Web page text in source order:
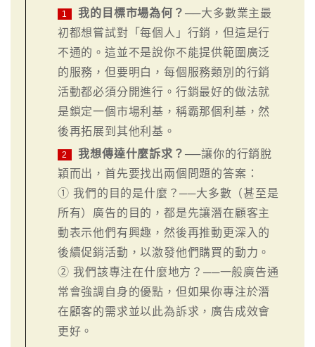
1 我的目標市場為何？ ──大多數業主最
初都想嘗試對「每個人」行銷，但這是行
不通的。這並不是說你不能提供範圍廣泛
的服務，但要明白，每個服務類別的行銷
活動都必須分開進行。行銷最好的做法就
是鎖定一個市場利基，稱霸那個利基，然
後再拓展到其他利基。
2 我想傳達什麼訴求？ ──讓你的行銷脫
穎而出，首先要找出兩個問題的答案：
① 我們的目的是什麼？──大多數（甚至是
所有）廣告的目的，都是先讓潛在顧客主
動表示他們有興趣，然後再推動更深入的
後續促銷活動，以激發他們購買的動力。
② 我們該專注在什麼地方？──一般廣告通
常會強調自身的優點，但如果你專注於潛
在顧客的需求並以此為訴求，廣告成效會
更好。